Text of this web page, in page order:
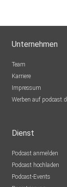
Unternehmen
Team
Karriere
Impressum
Werben auf
Dienst
Podcast anmelden
Podcast hochladen
Podcast-Events